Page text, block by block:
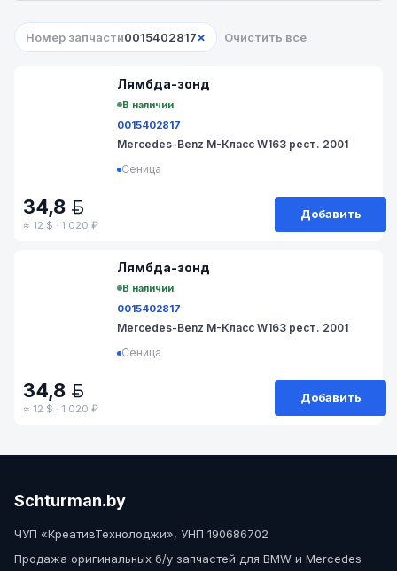
Номер запчасти0015402817× Очистить все
Лямбда-зонд
В наличии
0015402817
Mercedes-Benz M-Класс W163 рест. 2001
Сеница
34,8
≈ 12 $ · 1 020 ₽
Добавить
Лямбда-зонд
В наличии
0015402817
Mercedes-Benz M-Класс W163 рест. 2001
Сеница
34,8
≈ 12 $ · 1 020 ₽
Добавить
Schturman.by
ЧУП «КреативТехнолоджи», УНП 190686702
Продажа оригинальных б/у запчастей для BMW и Mercedes